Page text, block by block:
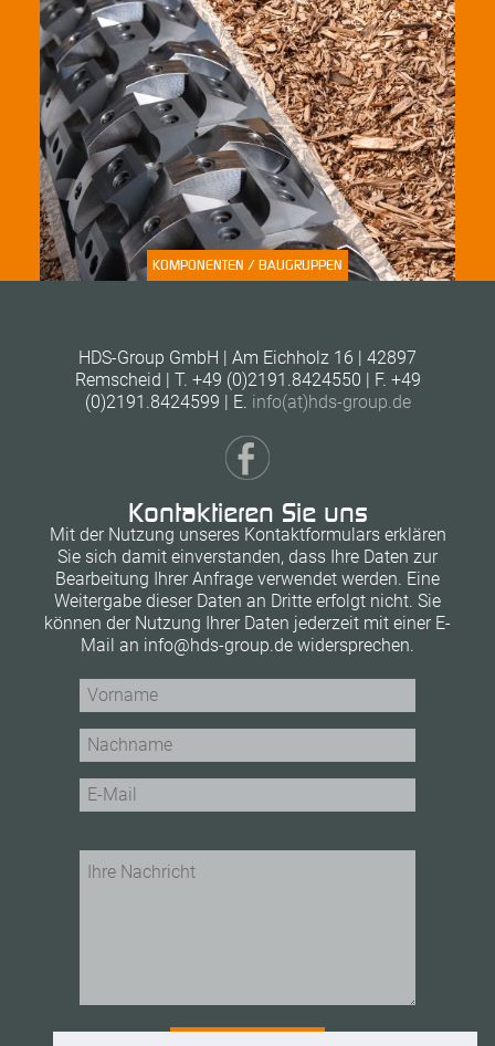
KOMPONENTEN / BAUGRUPPEN
KOMPONENTEN / BAUGRUPPEN
HDS-Group GmbH | Am Eichholz 16 | 42897
Remscheid | T. +49 (0)2191.8424550 | F. +49
(0)2191.8424599 | E. info(at)hds-group.de
Kontaktieren Sie uns
Mit der Nutzung unseres Kontaktformulars erklären
Sie sich damit einverstanden, dass Ihre Daten zur
Bearbeitung Ihrer Anfrage verwendet werden. Eine
Weitergabe dieser Daten an Dritte erfolgt nicht. Sie
können der Nutzung Ihrer Daten jederzeit mit einer E-
Mail an info@hds-group.de widersprechen.